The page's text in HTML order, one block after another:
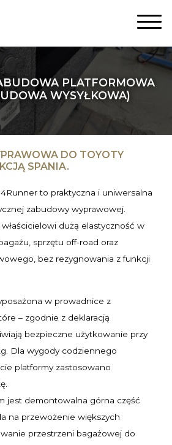
PLATFORMOWA
WYSYŁKOWA)
DO TOYOTY
SPANIA.
to praktyczna i uniwersalna
zabudowy wyprawowej.
dużą elastyczność w
sprzętu off-road oraz
bez rezygnowania z funkcji
w prowadnice z
– zgodnie z deklaracją
bezpieczne użytkowanie przy
Dla wygody codziennego
platformy zastosowano
jest demontowalna górna część
na przewożenie większych
przestrzeni bagażowej do